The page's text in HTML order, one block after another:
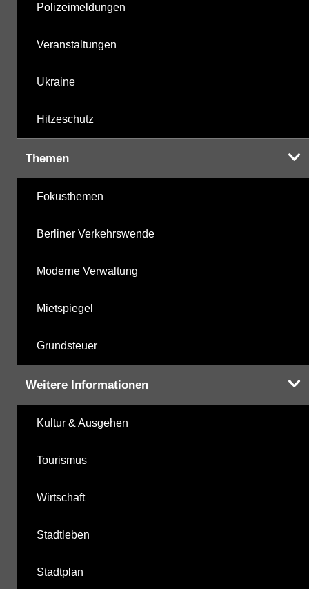
Polizeimeldungen
Veranstaltungen
Ukraine
Hitzeschutz
Themen
Fokusthemen
Berliner Verkehrswende
Moderne Verwaltung
Mietspiegel
Grundsteuer
Weitere Informationen
Kultur & Ausgehen
Tourismus
Wirtschaft
Stadtleben
Stadtplan